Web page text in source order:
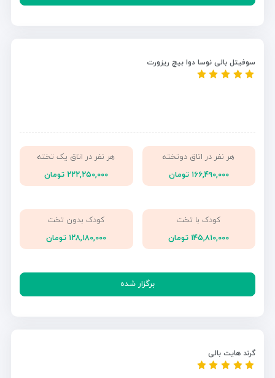
سوفیتل بالی نوسا دوا بیچ ریزورت
هر نفر در اتاق دوتخته
۱۶۶,۴۹۰,۰۰۰ تومان
هر نفر در اتاق یک تخته
۲۲۲,۲۵۰,۰۰۰ تومان
کودک با تخت
۱۴۵,۸۱۰,۰۰۰ تومان
کودک بدون تخت
۱۲۸,۱۸۰,۰۰۰ تومان
برگزار شده
گرند هایت بالی